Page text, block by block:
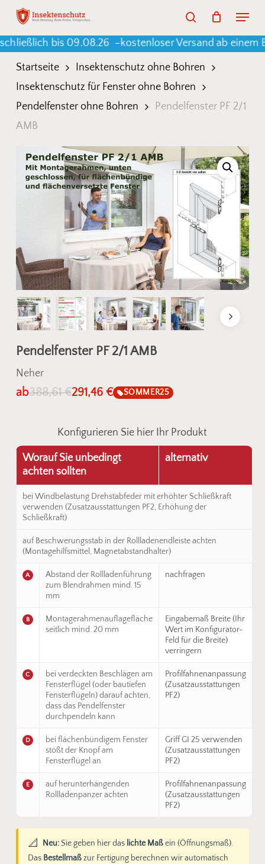
Skip
main
content
Menu
Cart
bis 09.08.26 –kostenloser Versand ab einem
Startseite
Insektenschutz ohne Bohren
Insektenschutz für Fenster ohne Bohren
Pendelfenster ohne Bohren
Pendelfenster PF 2/1
AMB
Pendelfenster PF 2/1 AMB
Neher
ab388,61€291,46 € SOMMER25
Konfigurieren Sie hier Ihr Produkt
Worauf Sie unbedingt
achten sollten
alternativ
bei Windbelastung Drehstabfeder mit erhöhter Schließkraft
verwenden (Zusatzausstattungen PF2, Erhöhung der
Schließkraft)
auf Beschwerungsstab in der Rollladenendleiste achten
(Montagehilfsmittel, Magnetabstandhalter)
A
Abstand der Rollladenführung
zum Blendrahmen mind. 15
mm
nachfragen
B
Montagerahmenauflagefläche
seitlich mind. 20 mm
Eingabemaß Breite (Ihr
Wert im Konfigurator-
Feld für die Breite)
verringern
C
bei verdeckten Beschlägen am
Fensterflügel (oder bautiefen
Fensterflügeln) darauf achten,
dass das Pendelfenster
durchpendeln kann
Profilfahnenanpassung
(Zusatzausstattungen
PF2)
D
bei flächenbündigem Fenster
stößt der Knopf am
Fensterflügel an
Griff GI 25 verwenden
(Zusatzausstattungen
PF2)
E
auf herunterhängenden
Rollladenpanzer achten
Profilfahnenanpassung
(Zusatzausstattungen
PF2)
📐 Neu:Sie geben hier das lichte Maßein (Öffnungsmaß).
Das Bestellmaßzur Fertigung berechnen wir automatisch